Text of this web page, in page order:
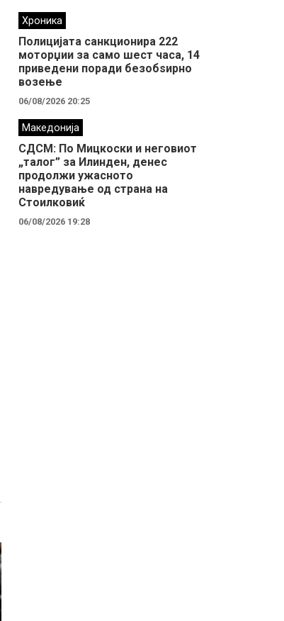
Хроника
Полицијата санкционира 222
моторџии за само шест часа, 14
приведени поради безобѕирно
возење
06/08/2026 20:25
Македонија
СДСМ: По Мицкоски и неговиот
„талог” за Илинден, денес
продолжи ужасното
навредување од страна на
Стоилковиќ
06/08/2026 19:28